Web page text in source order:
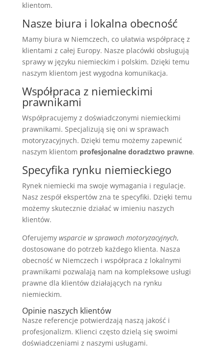
klientom.
Nasze biura i lokalna obecność
Mamy biura w Niemczech, co ułatwia współpracę z
klientami z całej Europy. Nasze placówki obsługują
sprawy w języku niemieckim i polskim. Dzięki temu
naszym klientom jest wygodna komunikacja.
Współpraca z niemieckimi
prawnikami
Współpracujemy z doświadczonymi niemieckimi
prawnikami. Specjalizują się oni w sprawach
motoryzacyjnych. Dzięki temu możemy zapewnić
naszym klientom profesjonalne doradztwo prawne.
Specyfika rynku niemieckiego
Rynek niemiecki ma swoje wymagania i regulacje.
Nasz zespół ekspertów zna te specyfiki. Dzięki temu
możemy skutecznie działać w imieniu naszych
klientów.
Oferujemy wsparcie w sprawach motoryzacyjnych,
dostosowane do potrzeb każdego klienta. Nasza
obecność w Niemczech i współpraca z lokalnymi
prawnikami pozwalają nam na kompleksowe usługi
prawne dla klientów działających na rynku
niemieckim.
Opinie naszych klientów
Nasze referencje potwierdzają naszą jakość i
profesjonalizm. Klienci często dzielą się swoimi
doświadczeniami z naszymi usługami.